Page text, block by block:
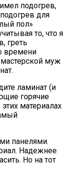
подогрев,
для
пол»
то, что я
греть
времени
муж
ламинат (и
горячие
материалах
панелями.
Надежнее
Но на тот